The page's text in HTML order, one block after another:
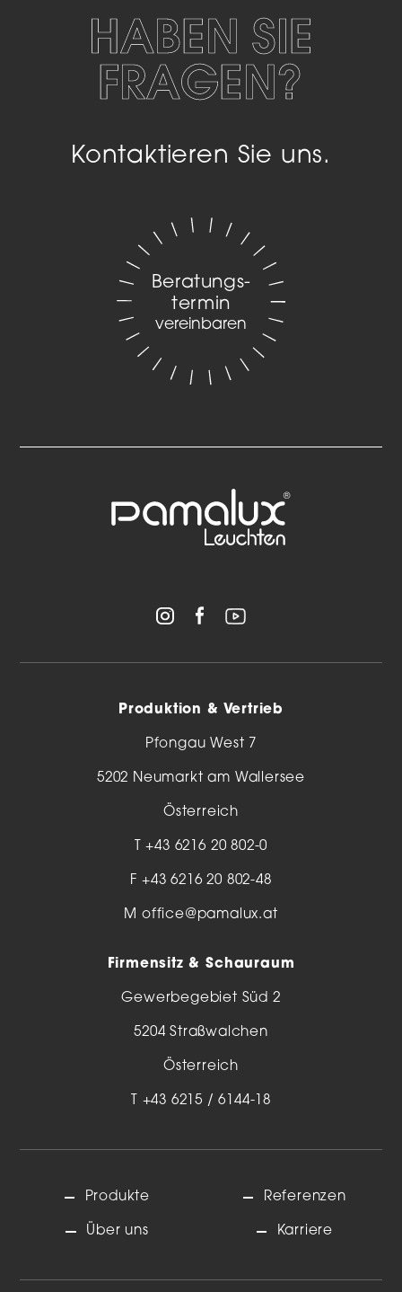
HABEN SIE
FRAGEN?
Kontaktieren Sie uns.
Beratungs­
termin
vereinbaren
Produktion & Vertrieb
Pfongau West 7
5202 Neumarkt am Wallersee
Österreich
T+43 6216 20 802-0
F +43 6216 20 802-48
M office@pamalux.at
Firmensitz & Schauraum
Gewerbegebiet Süd 2
5204 Straßwalchen
Österreich
T +43 6215 / 6144-18
Produkte
Über uns
Referenzen
Karriere